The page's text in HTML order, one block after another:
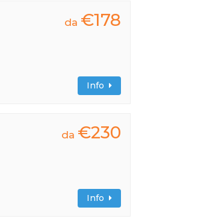
da €178
Info
da €230
Info